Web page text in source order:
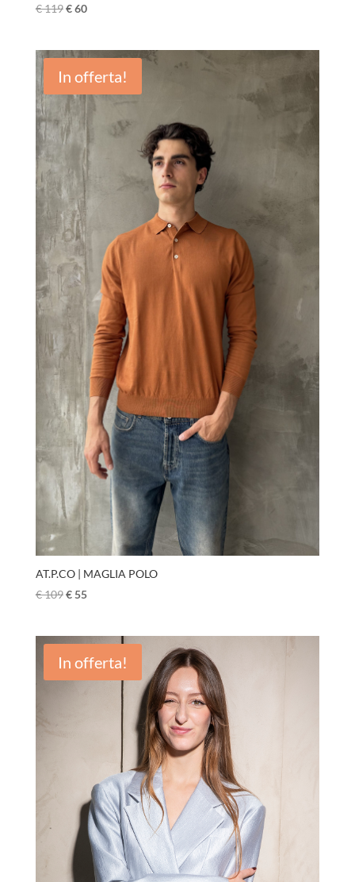
€119€60
In offerta!
AT.P.CO | MAGLIA POLO
€109€55
In offerta!